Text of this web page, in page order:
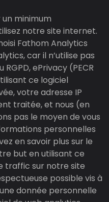
minimum
notre site internet.
Fathom Analytics
car il n’utilise pas
ePrivacy (PECR
ce logiciel
votre adresse IP
traitée, et nous (en
pas le moyen de vous
personnelles
en savoir plus sur le
but en utilisant ce
traffic sur notre site
possible vis à
donnée personnelle